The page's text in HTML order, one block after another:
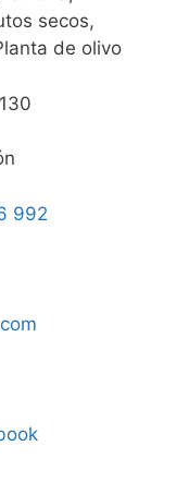
secos,
de olivo
992